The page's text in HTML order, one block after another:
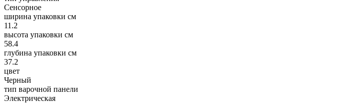
Сенсорное
ширина упаковки см
11.2
высота упаковки см
58.4
глубина упаковки см
37.2
цвет
Черный
тип варочной панели
Электрическая